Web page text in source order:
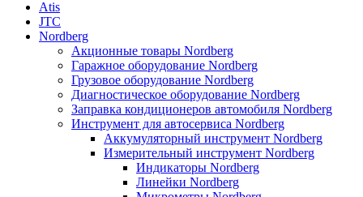
Atis
JTC
Nordberg
Акционные товары Nordberg
Гаражное оборудование Nordberg
Грузовое оборудование Nordberg
Диагностическое оборудование Nordberg
Заправка кондиционеров автомобиля Nordberg
Инструмент для автосервиса Nordberg
Аккумуляторный инструмент Nordberg
Измерительный инструмент Nordberg
Индикаторы Nordberg
Линейки Nordberg